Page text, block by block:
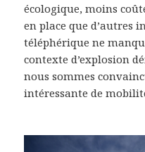
écologique, moins
en place que d’autres
téléphérique ne
contexte d’explosion
nous sommes
intéressante de